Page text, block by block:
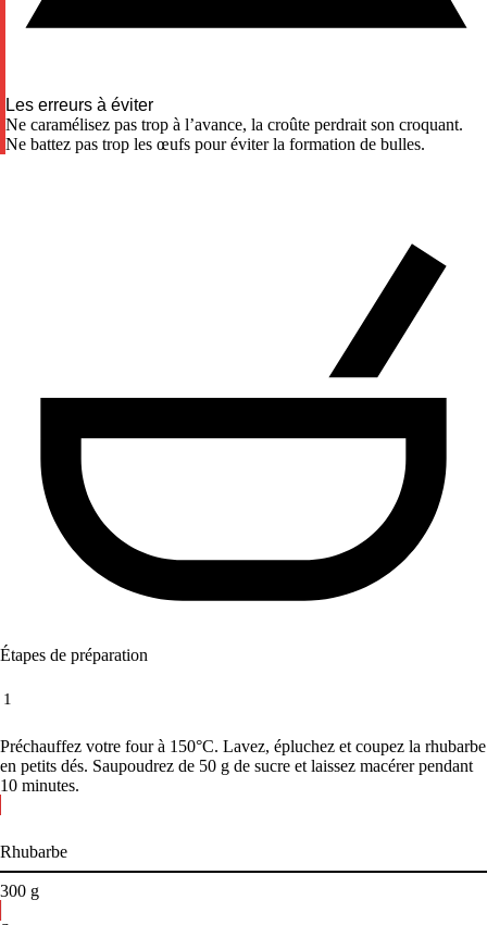
Les erreurs à éviter
Ne caramélisez pas trop à l’avance, la croûte perdrait son croquant.
Ne battez pas trop les œufs pour éviter la formation de bulles.
Étapes de préparation
1
Préchauffez votre four à 150°C. Lavez, épluchez et coupez la rhubarbe
en petits dés. Saupoudrez de 50 g de sucre et laissez macérer pendant
10 minutes.
Rhubarbe
300 g